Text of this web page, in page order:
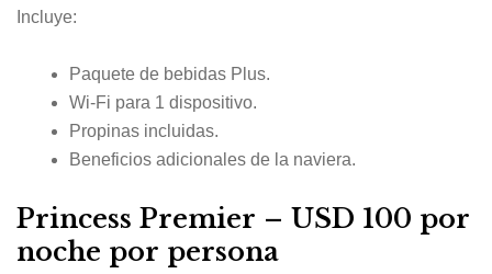
Incluye:
Paquete de bebidas Plus.
Wi-Fi para 1 dispositivo.
Propinas incluidas.
Beneficios adicionales de la naviera.
Princess Premier – USD 100 por
noche por persona